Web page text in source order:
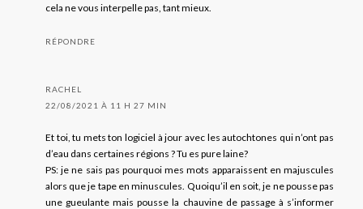
cela ne vous interpelle pas, tant mieux.
RÉPONDRE
RACHEL
22/08/2021 À 11 H 27 MIN
Et toi, tu mets ton logiciel à jour avec les autochtones qui n’ont pas
d’eau dans certaines régions ? Tu es pure laine?
PS: je ne sais pas pourquoi mes mots apparaissent en majuscules
alors que je tape en minuscules. Quoiqu’il en soit, je ne pousse pas
une gueulante mais pousse la chauvine de passage à s’informer